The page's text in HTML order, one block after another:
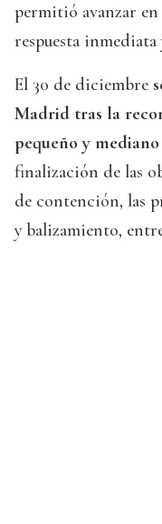
permitió avanzar
respuesta
El 30 de diciembre
Madrid tras la
pequeño y
finalización de las
de contención, las
y balizamiento,